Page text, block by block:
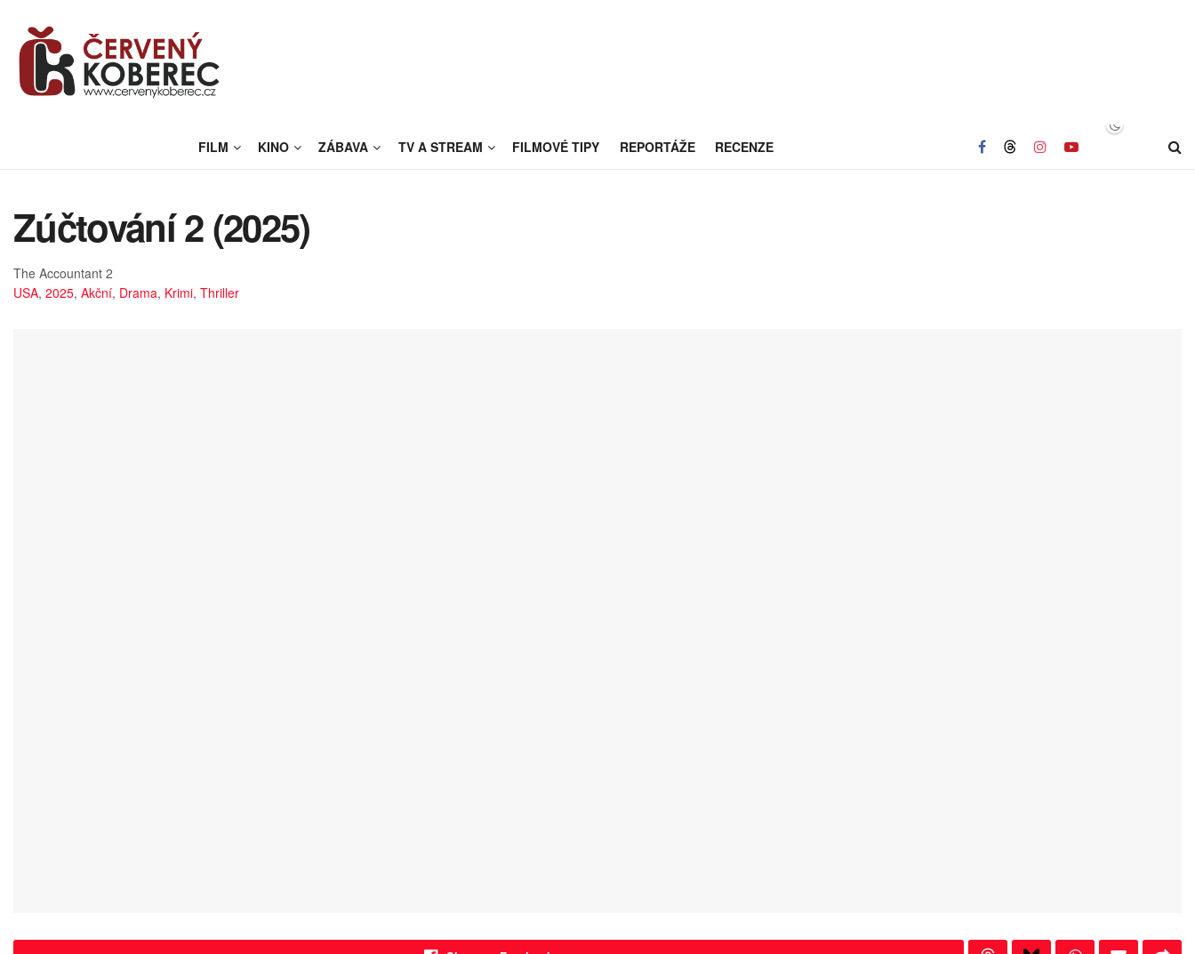
FILM KINO ZÁBAVA TV A STREAM FILMOVÉ TIPY REPORTÁŽE RECENZE
Zúčtování 2 (2025)
The Accountant 2
USA, 2025, Akční, Drama, Krimi, Thriller